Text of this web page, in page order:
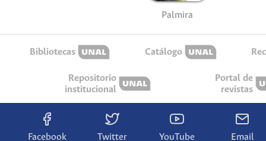
Palmira
Bibliotecas Catálogo
Repositorio
institucional
Portal de
revistas
Facebook Twitter YouTube Email